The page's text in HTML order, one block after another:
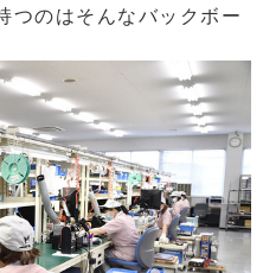
つのはそんなバックボー